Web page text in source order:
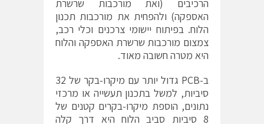
הרכיבים (ואת מורכבות שרשרת
האספקה) ולהפחית את מורכבות תכנון
הלוח. בפיתוח יישומי צרכנים וכלי רכב,
צמצום מורכבות שרשרת האספקה והלוח
היא מטרה חשובה מאוד.
ב-PCB גדול יותר עם מיקרו-בקר של 32
סיביות, למשל בתכנון תעשייה או מרכזי
נתונים, הוספת מיקרו-בקרים קטנים של
8 סיביות סביב הלוח היא דרך קלה